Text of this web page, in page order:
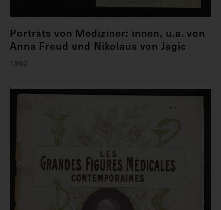
Porträts von Mediziner: innen, u.a. von
Anna Freud und Nikolaus von Jagic
1950